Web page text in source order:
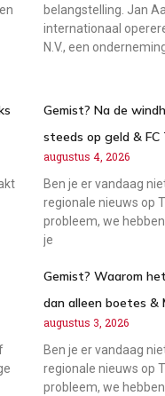
belangstelling. Jan
internationaal
N.V., een
Gemist? Na de
steeds op geld &
augustus 4, 2026
Ben je er vandaag
regionale nieuws op
probleem, we
je
Gemist? Waarom
dan alleen boetes &
augustus 3, 2026
Ben je er vandaag
regionale nieuws op
probleem, we